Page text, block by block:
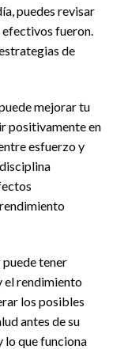
puedes revisar
fueron.
de
mejorar tu
positivamente en
esfuerzo y
puede tener
el rendimiento
los posibles
antes de su
lo que funciona